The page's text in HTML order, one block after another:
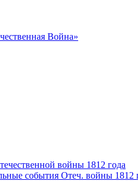
Война»
войны 1812 года
события Отеч. войны 1812